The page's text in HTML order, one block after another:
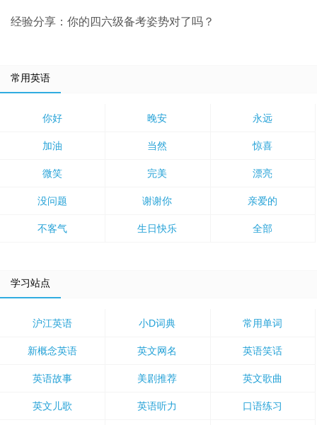
经验分享：你的四六级备考姿势对了吗？
常用英语
你好 晚安 永远
加油 当然 惊喜
微笑 完美 漂亮
没问题 谢谢你 亲爱的
不客气 生日快乐 全部
学习站点
沪江英语 小D词典 常用单词
新概念英语 英文网名 英语笑话
英语故事 美剧推荐 英文歌曲
英文儿歌 英语听力 口语练习